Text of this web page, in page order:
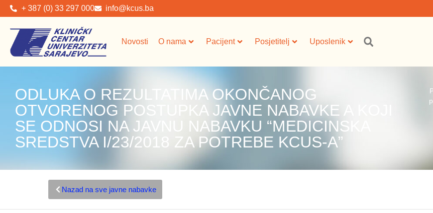
+ 387 (0) 33 297 000 info@kcus.ba
Novosti O nama Pacijent Posjetitelj Uposlenik
ODLUKA O REZULTATIMA OKONČANOG
OTVORENOG POSTUPKA JAVNE NABAVKE A KOJI
SE ODNOSI NA JAVNU NABAVKU “MEDICINSKA
SREDSTVA I/23/2018 ZA POTREBE KCUS-A”
Nazad na sve javne nabavke